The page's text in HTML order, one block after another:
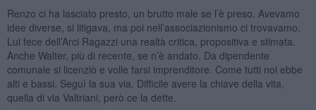
Renzo ci ha lasciato presto, un brutto male se l’è preso. Avevamo
idee diverse, si litigava, ma poi nell’associazionismo ci trovavamo.
Lui fece dell’Arci Ragazzi una realtà critica, propositiva e stimata.
Anche Walter, più di recente, se n’è andato. Da dipendente
comunale si licenziò e volle farsi imprenditore. Come tutti noi ebbe
alti e bassi. Seguì la sua via. Difficile avere la chiave della vita,
quella di via Valtriani, però ce la dette.